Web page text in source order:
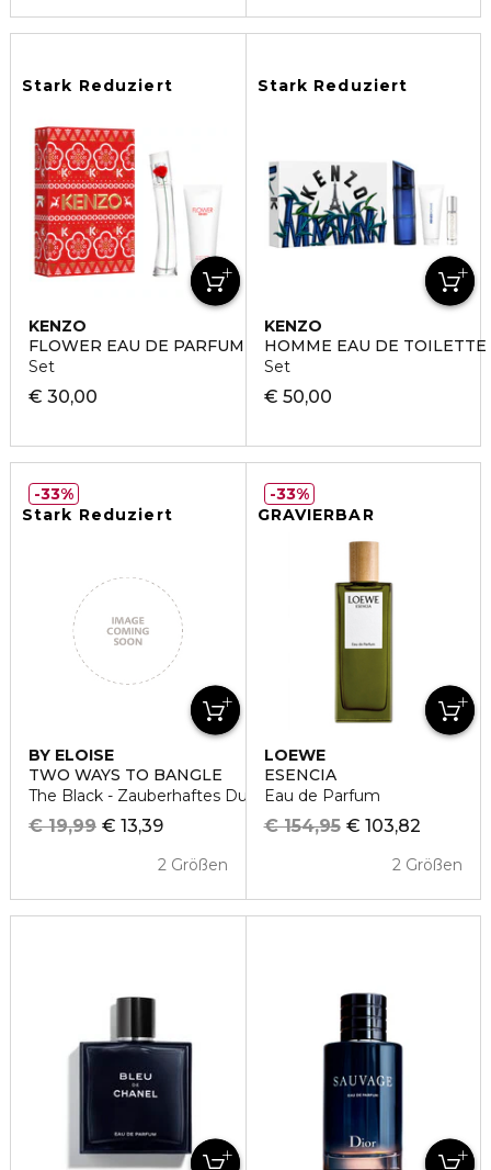
Stark Reduziert
KENZO
FLOWER EAU DE PARFUM + BODY MILK
Set
€ 30,00
Stark Reduziert
KENZO
HOMME EAU DE TOILETTE
Set
€ 50,00
Stark Reduziert
BY ELOISE
TWO WAYS TO BANGLE
The Black - Zauberhaftes Duo Haargummi
€ 13,39
€ 19,99
2 Größen
33%
GRAVIERBAR
LOEWE
ESENCIA
Eau de Parfum
€ 103,82
€ 154,95
2 Größen
33%